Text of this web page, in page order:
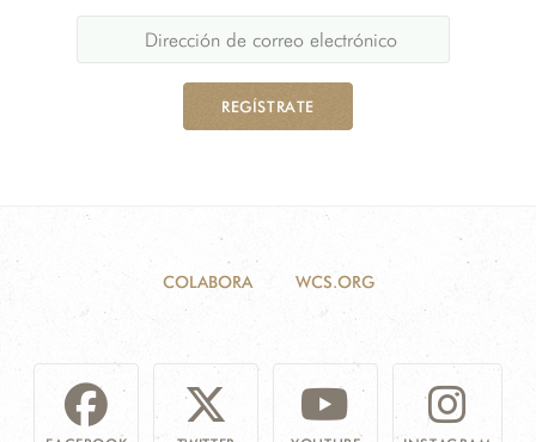
REGÍSTRATE
COLABORA WCS.ORG